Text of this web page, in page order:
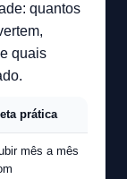
quantos
quais
prática
mês a mês